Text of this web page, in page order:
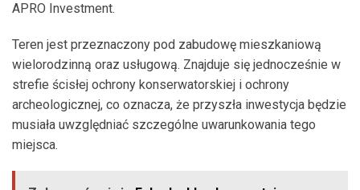
APRO Investment.
Teren jest przeznaczony pod zabudowę mieszkaniową
wielorodzinną oraz usługową. Znajduje się jednocześnie w
strefie ścisłej ochrony konserwatorskiej i ochrony
archeologicznej, co oznacza, że przyszła inwestycja będzie
musiała uwzględniać szczególne uwarunkowania tego
miejsca.